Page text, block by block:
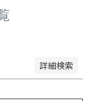
詳細検索